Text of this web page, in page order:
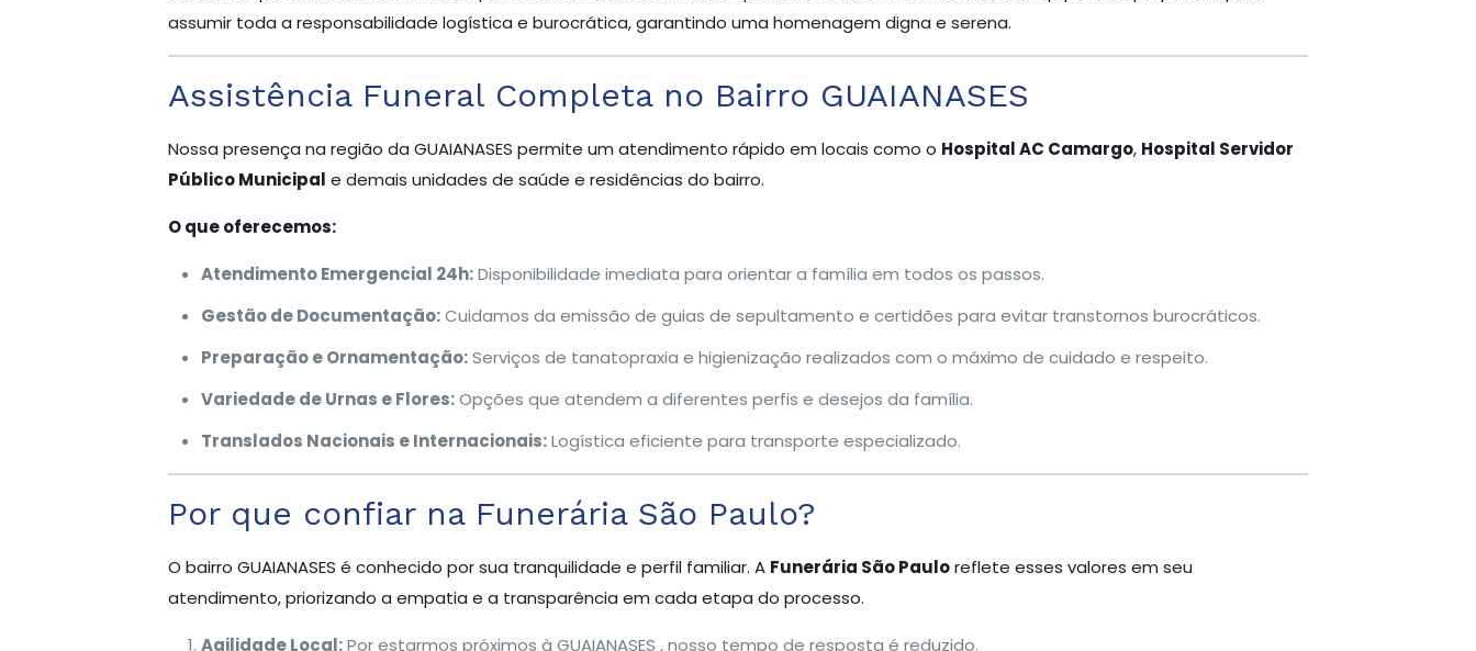
assumir toda a responsabilidade logística e burocrática, garantindo uma homenagem digna e serena.
Assistência Funeral Completa no Bairro GUAIANASES
Nossa presença na região da GUAIANASES permite um atendimento rápido em locais como o Hospital AC Camargo, Hospital Servidor
Público Municipal e demais unidades de saúde e residências do bairro.
O que oferecemos:
Atendimento Emergencial 24h:Disponibilidade imediata para orientar a família em todos os passos.
Gestão de Documentação:Cuidamos da emissão de guias de sepultamento e certidões para evitar transtornos burocráticos.
Preparação e Ornamentação:Serviços de tanatopraxia e higienização realizados com o máximo de cuidado e respeito.
Variedade de Urnas e Flores:Opções que atendem a diferentes perfis e desejos da família.
Translados Nacionais e Internacionais:Logística eficiente para transporte especializado.
Por que confiar na Funerária São Paulo?
O bairro GUAIANASES é conhecido por sua tranquilidade e perfil familiar. A Funerária São Pauloreflete esses valores em seu
atendimento, priorizando a empatia e a transparência em cada etapa do processo.
Agilidade Local:Por estarmos próximos à GUAIANASES , nosso tempo de resposta é reduzido.